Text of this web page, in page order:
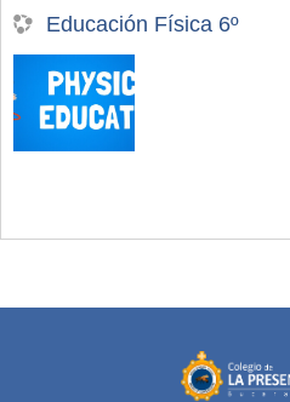
Educación Física 6º